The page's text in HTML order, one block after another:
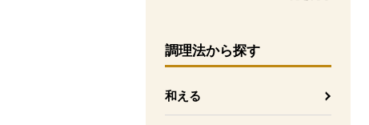
調理法から探す
和える